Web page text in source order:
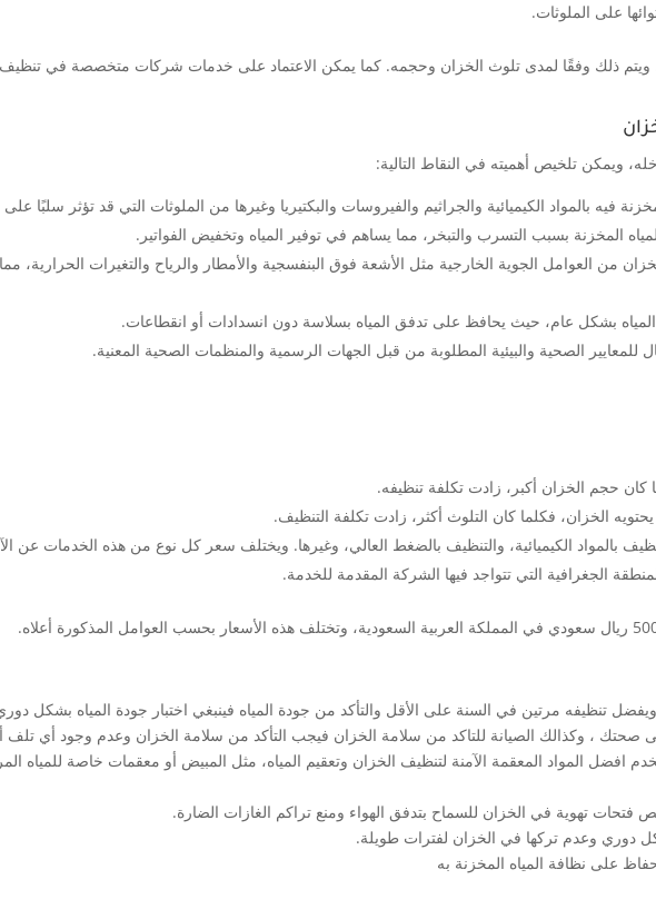
على الملوثات.
ذلك وفقًا لمدى تلوث الخزان وحجمه. كما يمكن الاعتماد على خدمات شركات متخصصة في تنظيف
ويمكن تلخيص أهميته في النقاط التالية:
فيه بالمواد الكيميائية والجراثيم والفيروسات والبكتيريا وغيرها من الملوثات التي قد تؤثر سلبًا
المخزنة بسبب التسرب والتبخر، مما يساهم في توفير المياه وتخفيض الفواتير.
من العوامل الجوية الخارجية مثل الأشعة فوق البنفسجية والأمطار والرياح والتغيرات الحرارية،
بشكل عام، حيث يحافظ على تدفق المياه بسلاسة دون انسدادات أو انقطاعات.
للمعايير الصحية والبيئية المطلوبة من قبل الجهات الرسمية والمنظمات الصحية المعنية.
حجم الخزان أكبر، زادت تكلفة تنظيفه.
الخزان، فكلما كان التلوث أكثر، زادت تكلفة التنظيف.
بالمواد الكيميائية، والتنظيف بالضغط العالي، وغيرها. ويختلف سعر كل نوع من هذه الخدمات عن
الجغرافية التي تتواجد فيها الشركة المقدمة للخدمة.
تنظيفه مرتين في السنة على الأقل والتأكد من جودة المياه فينبغي اختبار جودة المياه بشكل دوري
صحتك ، وكذالك الصيانة للتاكد من سلامة الخزان فيجب التأكد من سلامة الخزان وعدم وجود أي تلف
افضل المواد المعقمة الآمنة لتنظيف الخزان وتعقيم المياه، مثل المبيض أو معقمات خاصة للمياه
فتحات تهوية في الخزان للسماح بتدفق الهواء ومنع تراكم الغازات الضارة.
دوري وعدم تركها في الخزان لفترات طويلة.
على نظافة المياه المخزنة به